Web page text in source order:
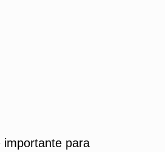
importante para